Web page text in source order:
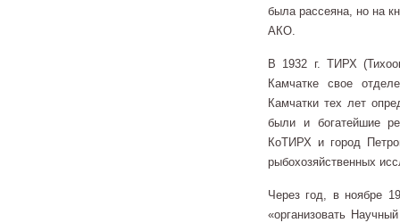
была рассеяна, но на
АКО.
В 1932 г. ТИРХ
Камчатке свое
Камчатки тех лет
были и богатейшие
КоТИРХ и город
рыбохозяйственных
Через год, в ноябре
«организовать